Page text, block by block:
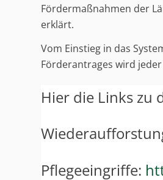
Fördermaßnahmen der
erklärt.
Vom Einstieg in das
Förderantrages wird
Hier die Links zu
Pflegeeingriffe: